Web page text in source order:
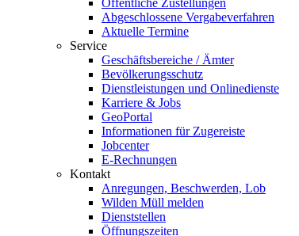
Öffentliche Zustellungen
Abgeschlossene Vergabeverfahren
Aktuelle Termine
Service
Geschäftsbereiche / Ämter
Bevölkerungsschutz
Dienstleistungen und Onlinedienste
Karriere & Jobs
GeoPortal
Informationen für Zugereiste
Jobcenter
E-Rechnungen
Kontakt
Anregungen, Beschwerden, Lob
Wilden Müll melden
Dienststellen
Öffnungszeiten